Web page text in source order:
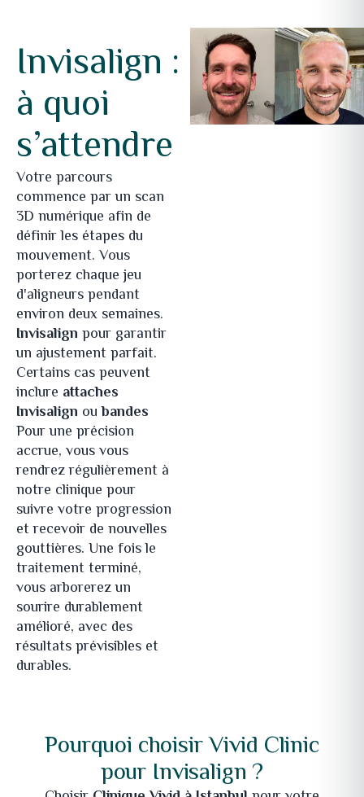
Invisalign :
à quoi
s’attendre
Votre parcours
commence par un scan
3D numérique afin de
définir les étapes du
mouvement. Vous
porterez chaque jeu
d'aligneurs pendant
environ deux semaines.
Invisalign pour garantir
un ajustement parfait.
Certains cas peuvent
inclure attaches
Invisalign oubandes
Pour une précision
accrue, vous vous
rendrez régulièrement à
notre clinique pour
suivre votre progression
et recevoir de nouvelles
gouttières. Une fois le
traitement terminé,
vous arborerez un
sourire durablement
amélioré, avec des
résultats prévisibles et
durables.
Pourquoi choisir Vivid Clinic
pour Invisalign ?